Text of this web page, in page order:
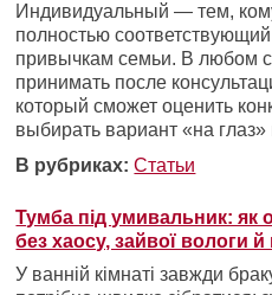
Индивидуальный — тем,
полностью
привычкам семьи. В любом
принимать после
который сможет оценить
выбирать вариант «на глаз»
В рубриках: Статьи
Тумба під умивальник: як
без хаосу, зайвої вологи
У ванній кімнаті завжди